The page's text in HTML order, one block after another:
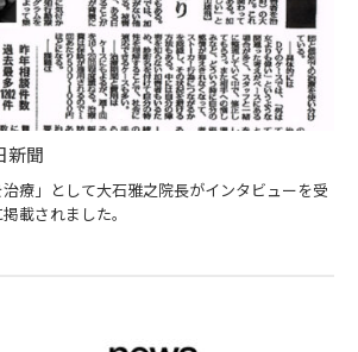
新聞
治療」として大石雅之院長がインタビューを受
載されました。